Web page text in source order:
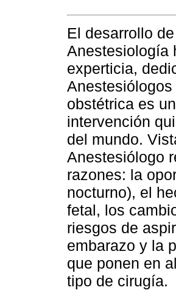
El desarrollo
Anestesiología
experticia,
obstétrica es
intervención
del mundo.
Anestesiólogo
razones: la
nocturno), el
fetal, los
riesgos de
embarazo y la
que ponen en
tipo de cirugía.